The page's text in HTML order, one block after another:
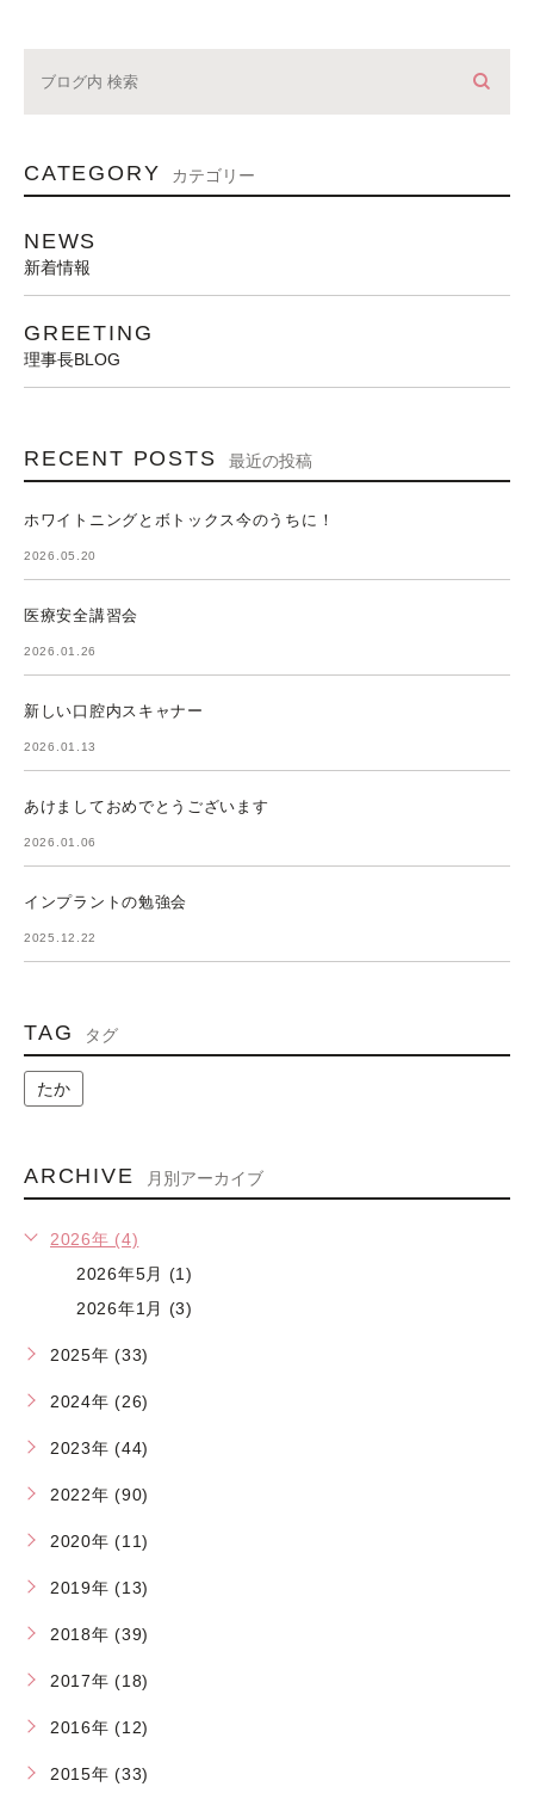
CATEGORY カテゴリー
NEWS
新着情報
GREETING
理事長BLOG
RECENT POSTS 最近の投稿
ホワイトニングとボトックス今のうちに！
2026.05.20
医療安全講習会
2026.01.26
新しい口腔内スキャナー
2026.01.13
あけましておめでとうございます
2026.01.06
インプラントの勉強会
2025.12.22
TAG タグ
たか
ARCHIVE 月別アーカイブ
2026年 (4)
2026年5月 (1)
2026年1月 (3)
2025年 (33)
2024年 (26)
2023年 (44)
2022年 (90)
2020年 (11)
2019年 (13)
2018年 (39)
2017年 (18)
2016年 (12)
2015年 (33)